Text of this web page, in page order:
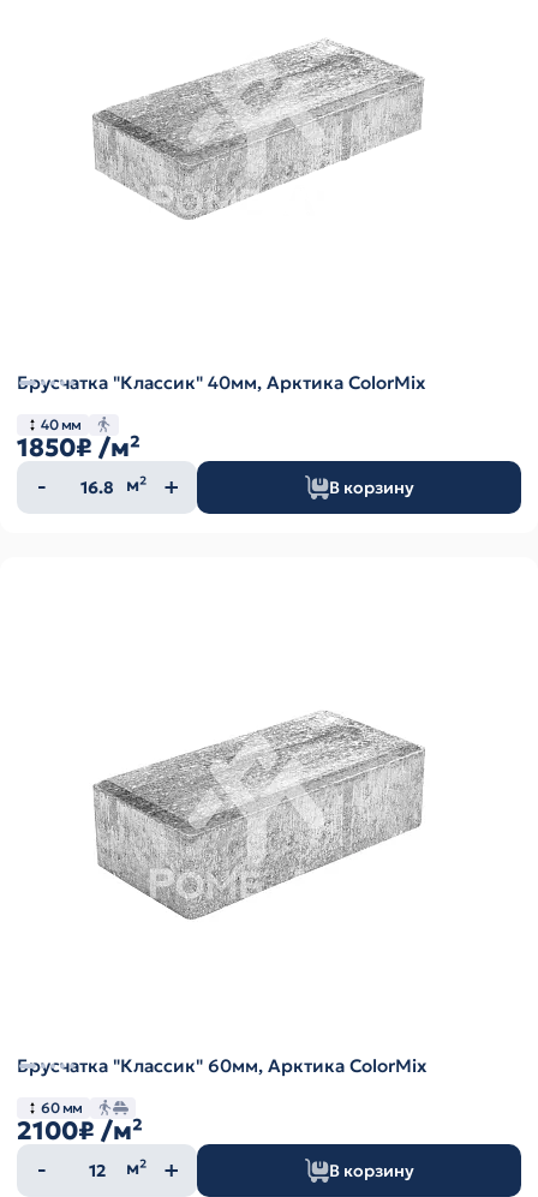
Брусчатка "Классик" 40мм, Арктика ColorMix
40 мм
1850₽ /м²
Количество
товара
м² В корзину
Брусчатка "Классик" 60мм, Арктика ColorMix
60 мм
2100₽ /м²
Количество
товара
м² В корзину